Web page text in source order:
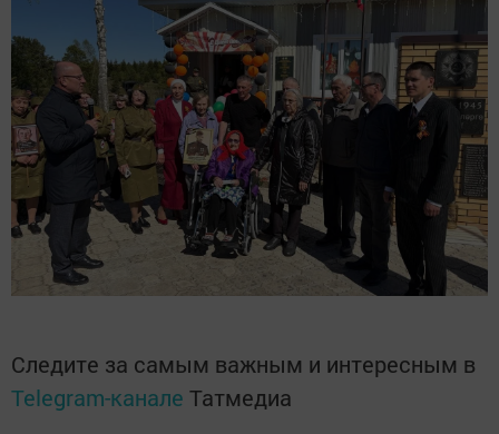
Следите за самым важным и интересным в
Telegram-канале Татмедиа